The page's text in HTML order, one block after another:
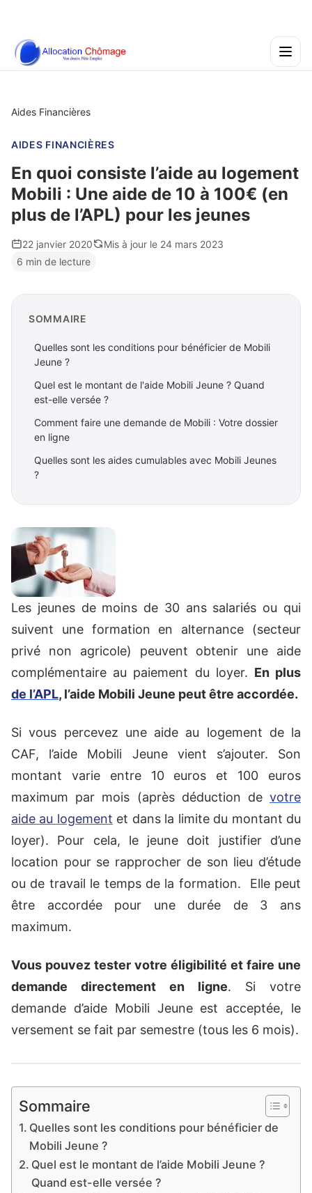
Aides Financières
AIDES FINANCIÈRES
En quoi consiste l’aide au logement
Mobili : Une aide de 10 à 100€ (en
plus de l’APL) pour les jeunes
22 janvier 2020
Mis à jour le 24 mars 2023
6 min de lecture
SOMMAIRE
Quelles sont les conditions pour bénéficier de Mobili
Jeune ?
Quel est le montant de l'aide Mobili Jeune ? Quand
est-elle versée ?
Comment faire une demande de Mobili : Votre dossier
en ligne
Quelles sont les aides cumulables avec Mobili Jeunes
?
Les jeunes de moins de 30 ans salariés ou qui
suivent une formation en alternance (secteur
privé non agricole) peuvent obtenir une aide
complémentaire au paiement du loyer. En plus
de l’APL, l’aide Mobili Jeune peut être accordée.
Si vous percevez une aide au logement de la
CAF, l’aide Mobili Jeune vient s’ajouter. Son
montant varie entre 10 euros et 100 euros
maximum par mois (après déduction de votre
aide au logement et dans la limite du montant du
loyer). Pour cela, le jeune doit justifier d’une
location pour se rapprocher de son lieu d’étude
ou de travail le temps de la formation. Elle peut
être accordée pour une durée de 3 ans
maximum.
Vous pouvez tester votre éligibilité et faire une
demande directement en ligne. Si votre
demande d’aide Mobili Jeune est acceptée, le
versement se fait par semestre (tous les 6 mois).
Sommaire
Quelles sont les conditions pour bénéficier de
Mobili Jeune ?
Quel est le montant de l’aide Mobili Jeune ?
Quand est-elle versée ?